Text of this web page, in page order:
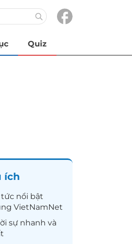
Quiz
ích
nổi bật
VietNamNet
sự nhanh và